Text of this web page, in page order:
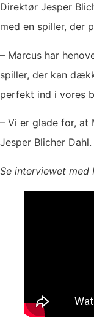
Direktør Jesper
med en spiller, der
– Marcus har
spiller, der kan
perfekt ind i vores
– Vi er glade for, at
Jesper Blicher Dahl.
Se interviewet med